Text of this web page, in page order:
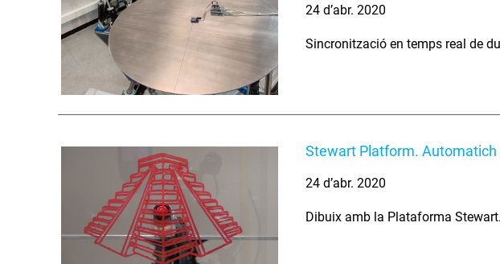
24 d’abr. 2020
Sincronització en temps real de
Stewart Platform.
24 d’abr. 2020
Dibuix amb la Plataforma Stewart.